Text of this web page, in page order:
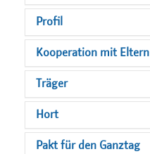
Profil
Kooperation mit Eltern
Träger
Hort
Pakt für den Ganztag